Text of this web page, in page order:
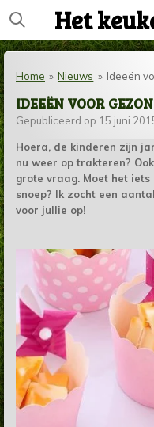
Ga
direct
naar
hoofdinhoud
Het
Home » Nieuws » Ideeën
IDEEËN VOOR
Gepubliceerd op 15 juni
Hoera, de kinderen zijn
nu weer op trakteren?
grote vraag. Moet het
snoep? Ik zocht een
voor jullie op!